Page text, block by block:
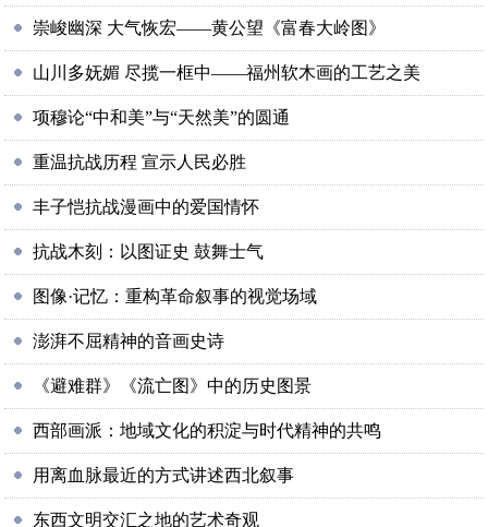
崇峻幽深 大气恢宏——黄公望《富春大岭图》
山川多妩媚 尽揽一框中——福州软木画的工艺之美
项穆论“中和美”与“天然美”的圆通
重温抗战历程 宣示人民必胜
丰子恺抗战漫画中的爱国情怀
抗战木刻：以图证史 鼓舞士气
图像·记忆：重构革命叙事的视觉场域
澎湃不屈精神的音画史诗
《避难群》《流亡图》中的历史图景
西部画派：地域文化的积淀与时代精神的共鸣
用离血脉最近的方式讲述西北叙事
东西文明交汇之地的艺术奇观